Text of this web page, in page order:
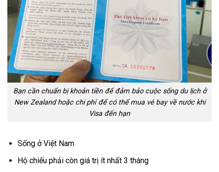
Bạn cần chuẩn bị khoản tiền để đảm bảo cuộc sống du lịch ở
New Zealand hoặc chi phí để có thể mua vé bay về nước khi
Visa đến hạn
Sống ở Việt Nam
Hộ chiếu phải còn giá trị ít nhất 3 tháng